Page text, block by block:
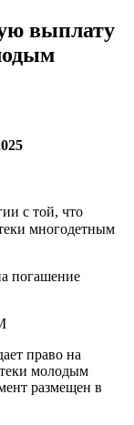
выплату
с той, что
многодетным
право на
молодым
размещен в